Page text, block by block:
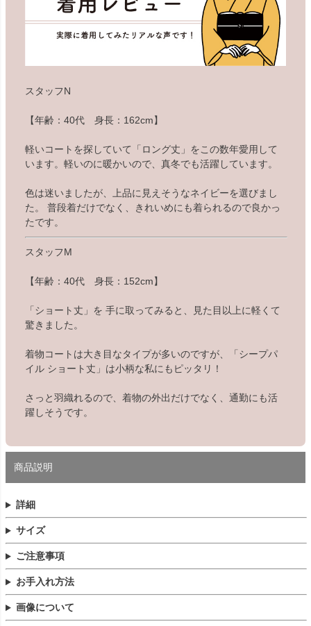
スタッフN
【年齢：40代 身長：162cm】
軽いコートを探していて「ロング丈」をこの数年愛用して
います。軽いのに暖かいので、真冬でも活躍しています。
色は迷いましたが、上品に見えそうなネイビーを選びまし
た。 普段着だけでなく、きれいめにも着られるので良かっ
たです。
スタッフM
【年齢：40代 身長：152cm】
「ショート丈」を 手に取ってみると、見た目以上に軽くて
驚きました。
着物コートは大き目なタイプが多いのですが、「シープパ
イル ショート丈」は小柄な私にもピッタリ！
さっと羽織れるので、着物の外出だけでなく、通勤にも活
躍しそうです。
商品説明
詳細
サイズ
ご注意事項
お手入れ方法
画像について